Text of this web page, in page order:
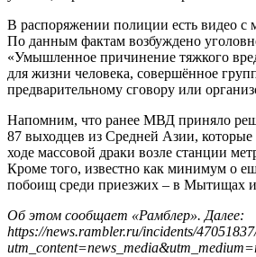
В распоряжении полиции есть видео с
По данным фактам возбуждено
«Умышленное причинение тяжкого
для жизни человека, совершённое
предварительному сговору или
Напомним, что ранее МВД приняло
87 выходцев из Средней Азии,
ходе массовой драки возле станции
Кроме того, известно как минимум о
побоищ среди приезжих – в Мытищах
Об этом сообщает «Рамблер». Далее:
https://news.rambler.ru/incidents/